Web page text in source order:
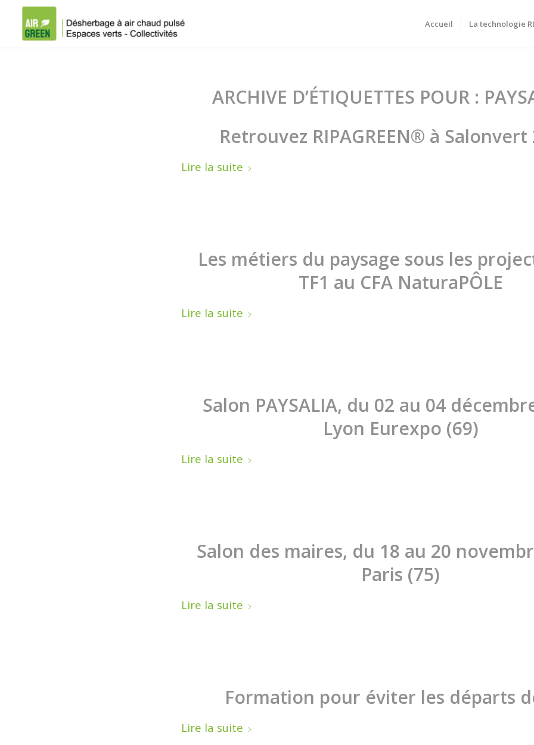
Accueil La technologie
ARCHIVE D’ÉTIQUETTES POUR :
Retrouvez RIPAGREEN® à Salonvert
Lire la suite
Les métiers du paysage sous les
TF1 au CFA NaturaPÔLE
Lire la suite
Salon PAYSALIA, du 02 au 04
Lyon Eurexpo (69)
Lire la suite
Salon des maires, du 18 au 20
Paris (75)
Lire la suite
Formation pour éviter les départs
Lire la suite